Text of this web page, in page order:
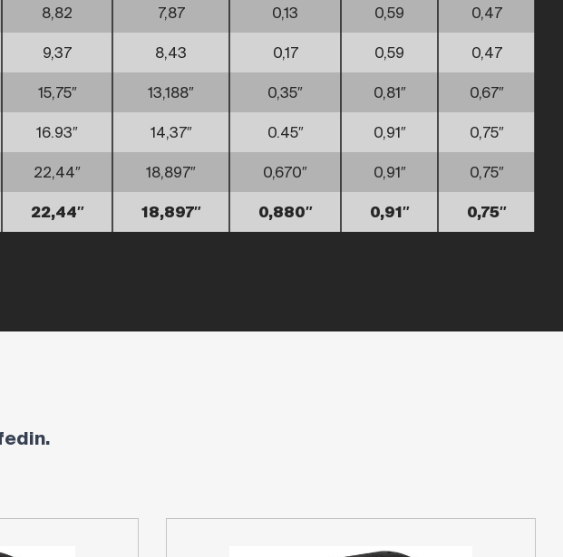
8,82 7,87 0,13 0,59 0,47
9,37 8,43 0,17 0,59 0,47
15,75″ 13,188″ 0,35″ 0,81″ 0,67″
16.93″ 14,37″ 0.45″ 0,91″ 0,75″
22,44″ 18,897″ 0,670″ 0,91″ 0,75″
22,44″ 18,897″ 0,880″ 0,91″ 0,75″